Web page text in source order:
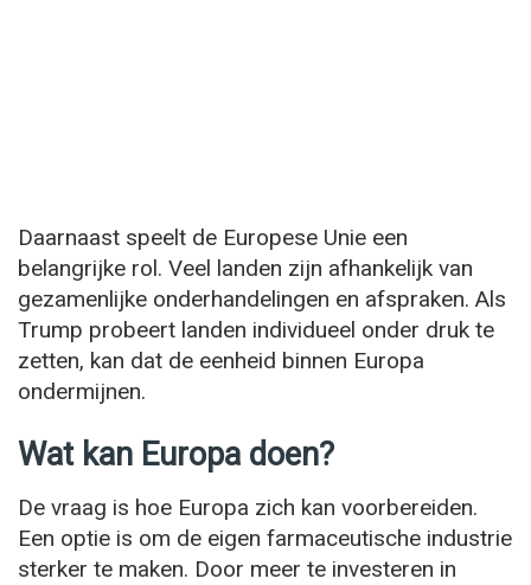
Daarnaast speelt de Europese Unie een
belangrijke rol. Veel landen zijn afhankelijk van
gezamenlijke onderhandelingen en afspraken. Als
Trump probeert landen individueel onder druk te
zetten, kan dat de eenheid binnen Europa
ondermijnen.
Wat kan Europa doen?
De vraag is hoe Europa zich kan voorbereiden.
Een optie is om de eigen farmaceutische industrie
sterker te maken. Door meer te investeren in